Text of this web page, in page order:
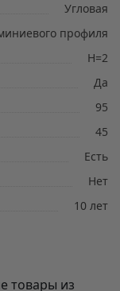
Угловая
профиля
H=2
Да
95
45
Есть
Нет
10 лет
товары из